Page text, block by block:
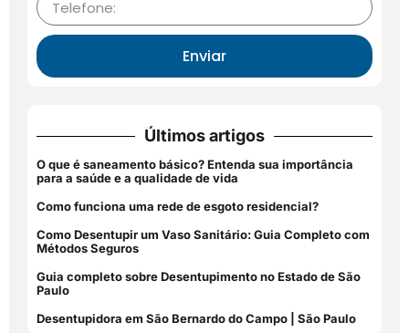
Enviar
Últimos artigos
O que é saneamento básico? Entenda sua importância
para a saúde e a qualidade de vida
Como funciona uma rede de esgoto residencial?
Como Desentupir um Vaso Sanitário: Guia Completo com
Métodos Seguros
Guia completo sobre Desentupimento no Estado de São
Paulo
Desentupidora em São Bernardo do Campo | São Paulo